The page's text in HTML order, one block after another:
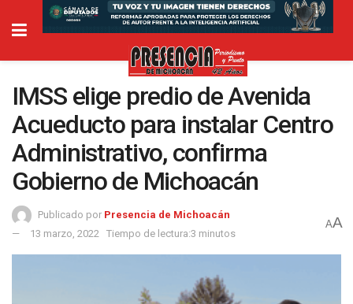
IMSS elige predio de Avenida
Acueducto para instalar Centro
Administrativo, confirma
Gobierno de Michoacán
Publicado por Presencia de Michoacán
13 marzo, 2022
Tiempo de lectura:3 minutos
AA